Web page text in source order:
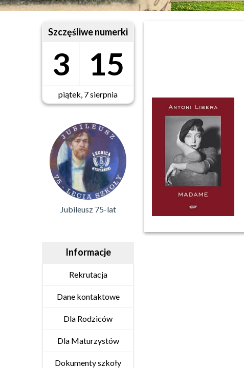
Szczęśliwe numerki
3 15
piątek, 7 sierpnia
Jubileusz 75-lat
Informacje
Rekrutacja
Dane kontaktowe
Dla Rodziców
Dla Maturzystów
Dokumenty szkoły